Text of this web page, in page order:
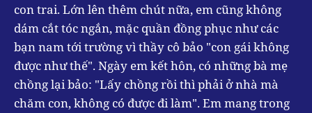
con trai. Lớn lên thêm chút nữa, em cũng không
dám cắt tóc ngắn, mặc quần đồng phục như các
bạn nam tới trường vì thầy cô bảo "con gái không
được như thế". Ngày em kết hôn, có những bà mẹ
chồng lại bảo: "Lấy chồng rồi thì phải ở nhà mà
chăm con, không có được đi làm". Em mang trong